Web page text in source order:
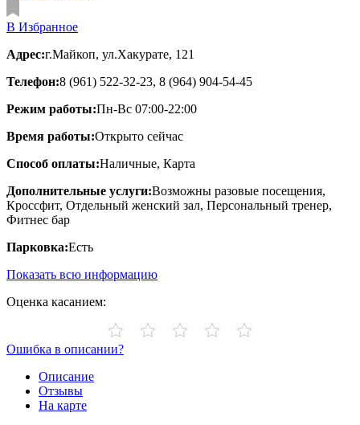
В Избранное
Адрес:г.Майкоп, ул.Хакурате, 121
Телефон:8 (961) 522-32-23, 8 (964) 904-54-45
Режим работы:Пн-Вс 07:00-22:00
Время работы:Открыто сейчас
Способ оплаты:Наличные, Карта
Дополнительные услуги:Возможны разовые посещения,
Кроссфит, Отдельный женский зал, Персональный тренер,
Фитнес бар
Парковка:Есть
Показать всю информацию
Оценка касанием:
Ошибка в описании?
Описание
Отзывы
На карте